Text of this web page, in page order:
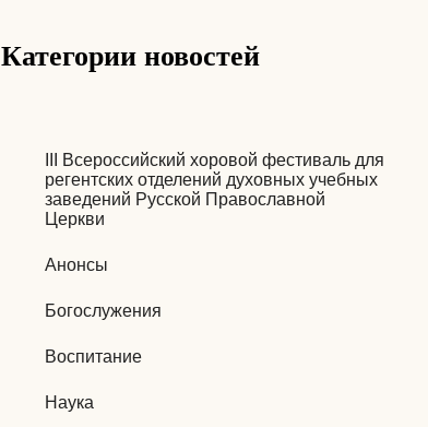
Категории новостей
III Всероссийский хоровой фестиваль для
регентских отделений духовных учебных
заведений Русской Православной
Церкви
Анонсы
Богослужения
Воспитание
Наука